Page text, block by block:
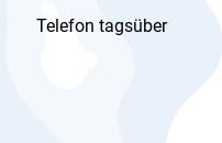
Telefon tagsüber